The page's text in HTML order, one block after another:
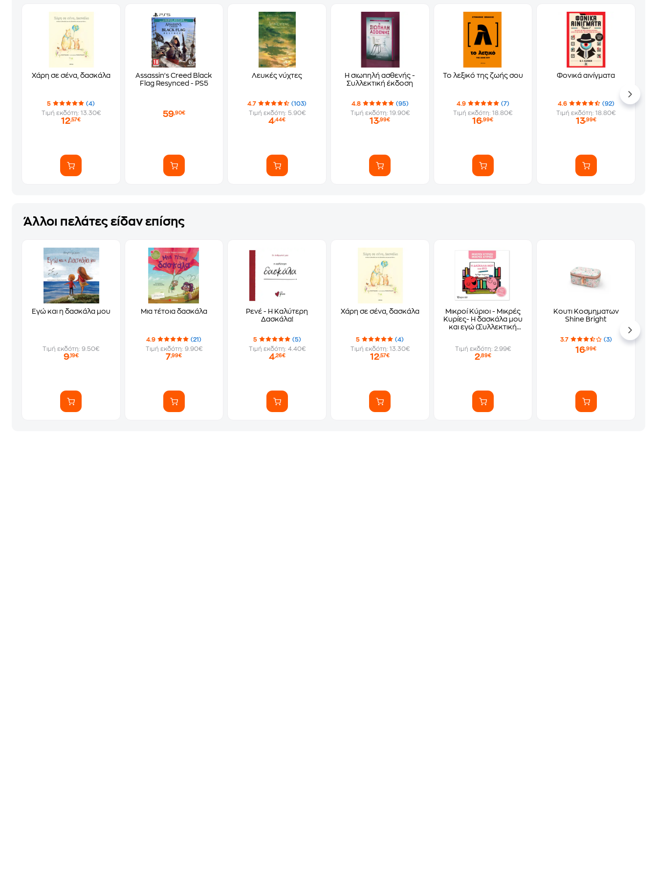
Χάρη σε σένα, δασκάλα
5
(4)
Τιμή εκδότη: 13.30€
12,57€
Assassin's Creed Black
Flag Resynced - PS5
59,90€
Λευκές νύχτες
4.7
(103)
Τιμή εκδότη: 5.90€
4,44€
Η σιωπηλή ασθενής -
Συλλεκτική έκδοση
4.8
(95)
Τιμή εκδότη: 19.90€
13,99€
Το λεξικό της ζωής σου
4.9
(7)
Τιμή εκδότη: 18.80€
16,99€
Φονικά αινίγματα
4.6
(92)
Τιμή εκδότη: 18.80€
13,99€
Άλλοι πελάτες είδαν επίσης
Εγώ και η δασκάλα μου
Τιμή εκδότη: 9.50€
9,19€
Μια τέτοια δασκάλα
4.9
(21)
Τιμή εκδότη: 9.90€
7,99€
Ρενέ - Η Καλύτερη
Δασκάλα!
5
(5)
Τιμή εκδότη: 4.40€
4,26€
Χάρη σε σένα, δασκάλα
5
(4)
Τιμή εκδότη: 13.30€
12,57€
Μικροί Κύριοι - Μικρές
Κυρίες- Η δασκάλα μου
και εγώ (Συλλεκτική
Τιμή εκδότη: 2.99€
2,89€
Κουτι Κοσμηματων
Shine Bright
3.7 (3)
16,99€